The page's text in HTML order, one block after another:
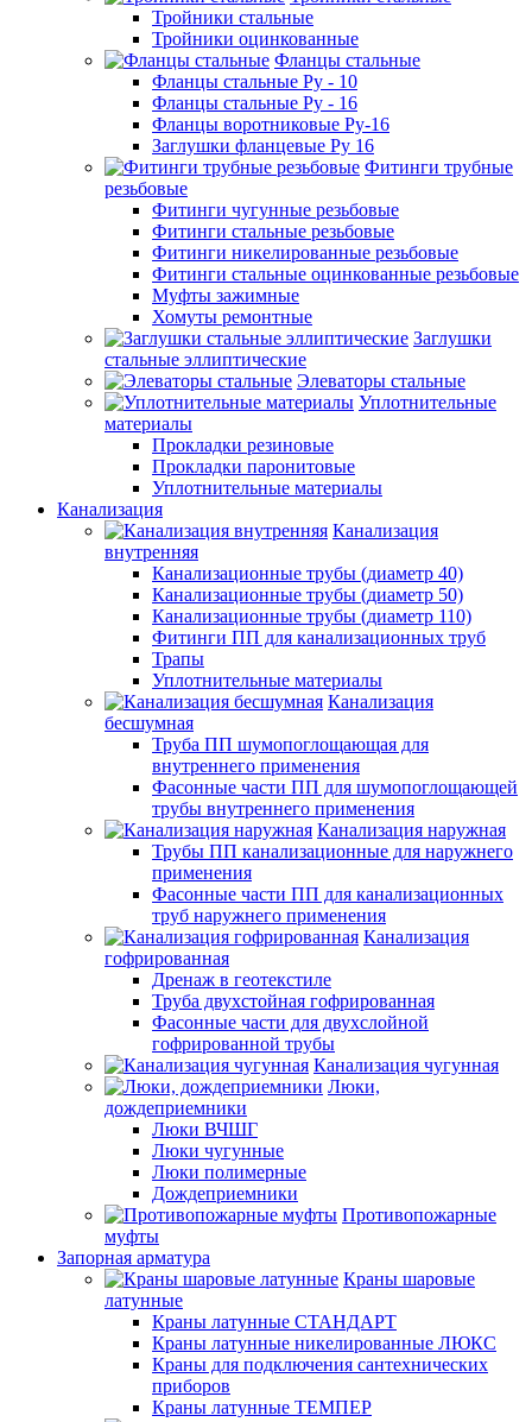
Тройники стальные
Тройники оцинкованные
Фланцы стальные
Фланцы стальные Ру - 10
Фланцы стальные Ру - 16
Фланцы воротниковые Ру-16
Заглушки фланцевые Ру 16
Фитинги трубные
резьбовые
Фитинги чугунные резьбовые
Фитинги стальные резьбовые
Фитинги никелированные резьбовые
Фитинги стальные оцинкованные резьбовые
Муфты зажимные
Хомуты ремонтные
Заглушки
стальные эллиптические
Элеваторы стальные
Уплотнительные
материалы
Прокладки резиновые
Прокладки паронитовые
Уплотнительные материалы
Канализация
Канализация
внутренняя
Канализационные трубы (диаметр 40)
Канализационные трубы (диаметр 50)
Канализационные трубы (диаметр 110)
Фитинги ПП для канализационных труб
Трапы
Уплотнительные материалы
Канализация
бесшумная
Труба ПП шумопоглощающая для
внутреннего применения
Фасонные части ПП для шумопоглощающей
трубы внутреннего применения
Канализация наружная
Трубы ПП канализационные для наружнего
применения
Фасонные части ПП для канализационных
труб наружнего применения
Канализация
гофрированная
Дренаж в геотекстиле
Труба двухстойная гофрированная
Фасонные части для двухслойной
гофрированной трубы
Канализация чугунная
Люки,
дождеприемники
Люки ВЧШГ
Люки чугунные
Люки полимерные
Дождеприемники
Противопожарные
муфты
Запорная арматура
Краны шаровые
латунные
Краны латунные СТАНДАРТ
Краны латунные никелированные ЛЮКС
Краны для подключения сантехнических
приборов
Краны латунные ТЕМПЕР